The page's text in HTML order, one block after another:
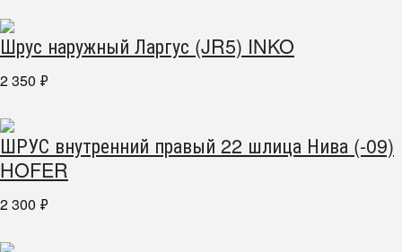
Шрус наружный Ларгус (JR5) INKO
2 350 ₽
ШРУС внутренний правый 22 шлица Нива (-09)
HOFER
2 300 ₽